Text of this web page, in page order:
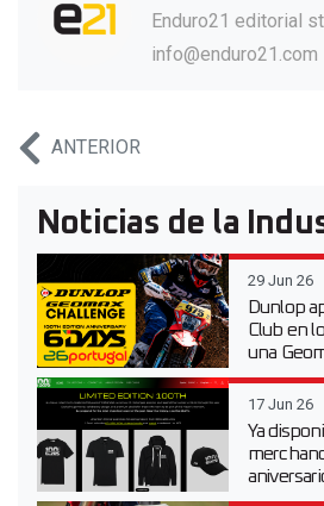
Enduro21 editorial
info@enduro21.com
ANTERIOR
Noticias de la
29 Jun 26
Dunlop
Club en
una
17 Jun 26
Ya